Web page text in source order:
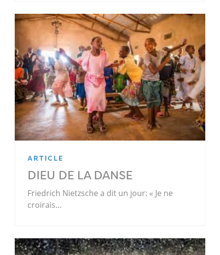
ARTICLE
DIEU DE LA DANSE
Friedrich Nietzsche a dit un jour: « Je ne
croirais…